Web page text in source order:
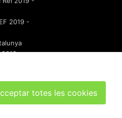
2019 -
totes les cookies